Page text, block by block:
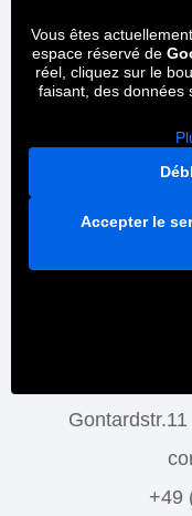
Vous êtes
espace réservé de
réel, cliquez sur le
faisant, des données
Accepter le
+49